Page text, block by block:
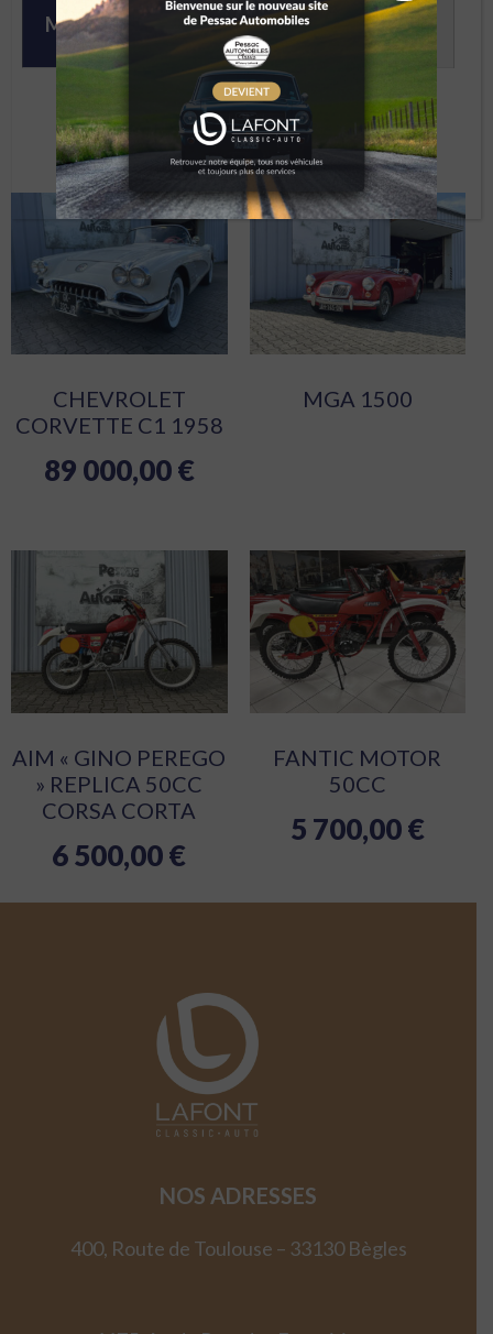
Modèle SPITFIRE BLEUE
À DÉCOUVRIR
CHEVROLET
CORVETTE C1 1958
89 000,00€
MGA 1500
AIM « GINO PEREGO
» REPLICA 50CC
CORSA CORTA
6 500,00€
FANTIC MOTOR
50CC
5 700,00€
NOS ADRESSES
400, Route de Toulouse – 33130 Bègles